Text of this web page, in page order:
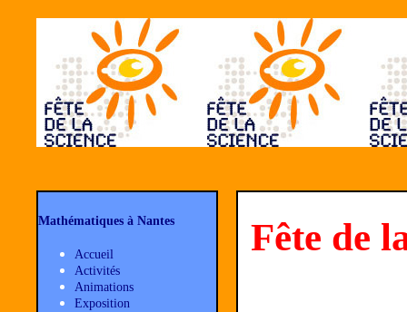
Mathématiques à Nantes
Accueil
Activités
Animations
Exposition
Fête de